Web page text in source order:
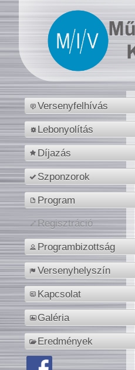
Versenyfelhívás
Lebonyolítás
Díjazás
Szponzorok
Program
Regisztráció
Programbizottság
Versenyhelyszín
Kapcsolat
Galéria
Eredmények